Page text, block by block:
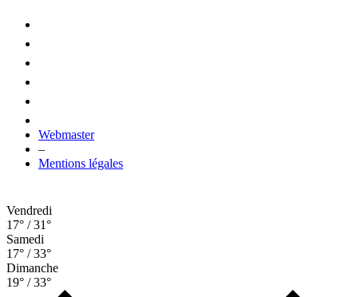
Webmaster
–
Mentions légales
Vendredi
17° / 31°
Samedi
17° / 33°
Dimanche
19° / 33°